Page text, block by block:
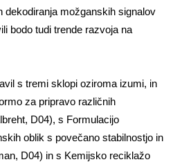
dekodiranja možganskih signalov
bodo tudi trende razvoja na
s tremi sklopi oziroma izumi, in
za pripravo različnih
D04), s Formulacijo
oblik s povečano stabilnostjo in
D04) in s Kemijsko reciklažo